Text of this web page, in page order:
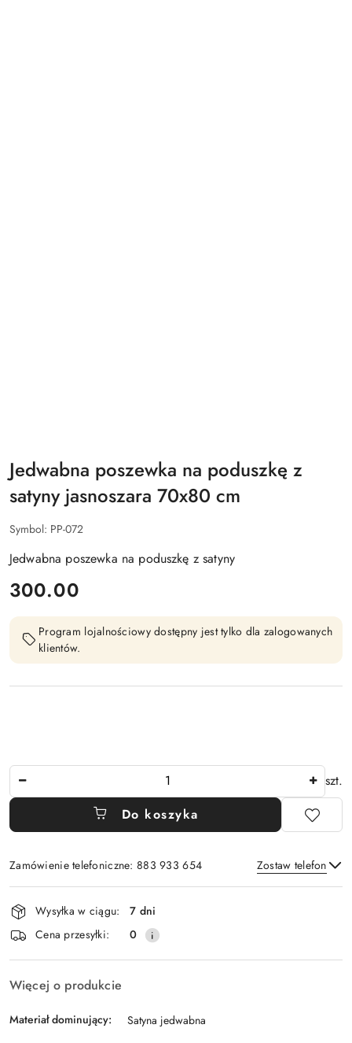
Jedwabna poszewka na poduszkę z
satyny jasnoszara 70x80 cm
Symbol: PP-072
Jedwabna poszewka na poduszkę z satyny
cena:
300.00
Program lojalnościowy dostępny jest tylko dla zalogowanych
klientów.
szt.
Do koszyka
Zamówienie telefoniczne: 883 933 654 Zostaw telefon
Wyślij
Dostępność
i
dostawa
Wysyłka w ciągu:
7 dni
Cena przesyłki:
0
Więcej o produkcie
Materiał dominujący: Satyna jedwabna